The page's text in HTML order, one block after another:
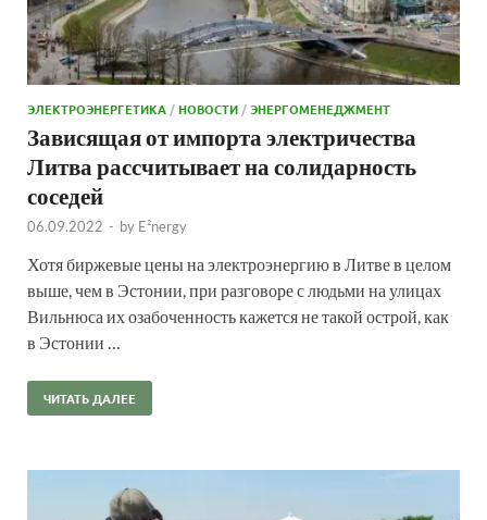
ЭЛЕКТРОЭНЕРГЕТИКА/НОВОСТИ/ЭНЕРГОМЕНЕДЖМЕНТ
Зависящая от импорта электричества
Литва рассчитывает на солидарность
соседей
06.09.2022 - by E²nergy
Хотя биржевые цены на электроэнергию в Литве в целом
выше, чем в Эстонии, при разговоре с людьми на улицах
Вильнюса их озабоченность кажется не такой острой, как
в Эстонии …
ЧИТАТЬ ДАЛЕЕ